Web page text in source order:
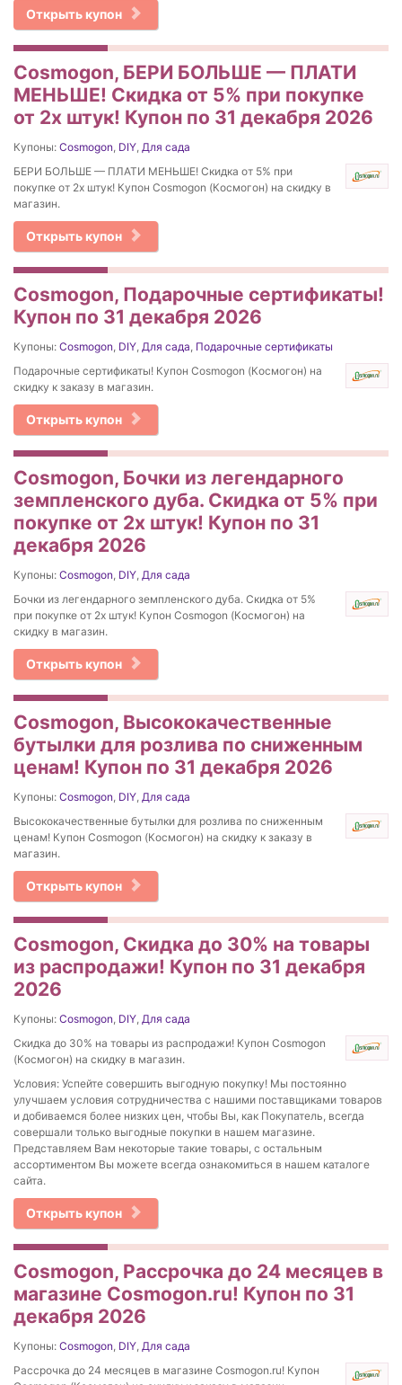
Открыть купон
Cosmogon, БЕРИ БОЛЬШЕ — ПЛАТИ
МЕНЬШЕ! Скидка от 5% при покупке
от 2х штук! Купон по 31 декабря 2026
Купоны: Cosmogon, DIY, Для сада
БЕРИ БОЛЬШЕ — ПЛАТИ МЕНЬШЕ! Скидка от 5% при
покупке от 2х штук! Купон Cosmogon (Космогон) на скидку в
магазин.
Открыть купон
Cosmogon, Подарочные сертификаты!
Купон по 31 декабря 2026
Купоны: Cosmogon, DIY, Для сада, Подарочные сертификаты
Подарочные сертификаты! Купон Cosmogon (Космогон) на
скидку к заказу в магазин.
Открыть купон
Cosmogon, Бочки из легендарного
земпленского дуба. Скидка от 5% при
покупке от 2х штук! Купон по 31
декабря 2026
Купоны: Cosmogon, DIY, Для сада
Бочки из легендарного земпленского дуба. Скидка от 5%
при покупке от 2х штук! Купон Cosmogon (Космогон) на
скидку в магазин.
Открыть купон
Cosmogon, Высококачественные
бутылки для розлива по сниженным
ценам! Купон по 31 декабря 2026
Купоны: Cosmogon, DIY, Для сада
Высококачественные бутылки для розлива по сниженным
ценам! Купон Cosmogon (Космогон) на скидку к заказу в
магазин.
Открыть купон
Cosmogon, Скидка до 30% на товары
из распродажи! Купон по 31 декабря
2026
Купоны: Cosmogon, DIY, Для сада
Скидка до 30% на товары из распродажи! Купон Cosmogon
(Космогон) на скидку в магазин.
Условия: Успейте совершить выгодную покупку! Мы постоянно
улучшаем условия сотрудничества с нашими поставщиками товаров
и добиваемся более низких цен, чтобы Вы, как Покупатель, всегда
совершали только выгодные покупки в нашем магазине.
Представляем Вам некоторые такие товары, с остальным
ассортиментом Вы можете всегда ознакомиться в нашем каталоге
сайта.
Открыть купон
Cosmogon, Рассрочка до 24 месяцев в
магазине Cosmogon.ru! Купон по 31
декабря 2026
Купоны: Cosmogon, DIY, Для сада
Рассрочка до 24 месяцев в магазине Cosmogon.ru! Купон